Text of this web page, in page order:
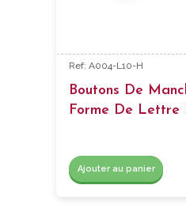
Ref: A004-L10-H
Boutons De
Forme De Lettre
Ajouter au panier